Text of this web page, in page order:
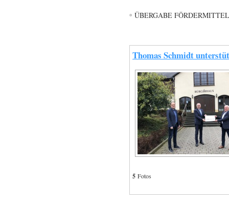
ÜBERGABE
Thomas Schmidt
5 Fotos